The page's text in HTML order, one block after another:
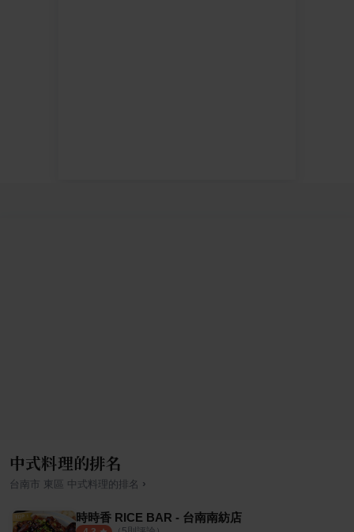
中式料理的排名
台南市 東區 中式料理的排名 ›
時時香 RICE BAR - 台南南紡店